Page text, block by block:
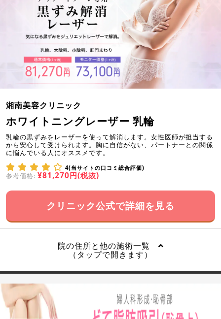
湘南美容クリニック
ホワイトニングレーザー 乳輪
乳輪の黒ずみをレーザーを使って解消します。女性医師が担当する
から安心して受けられます。胸に自信がない、パートナーとの関係
に悩んでいる人にオススメです。
4(当サイトの口コミ総合評価)
参考価格: ¥81,270円(税抜)
クリニック公式で詳細を見る
院の住所と他の施術一覧
（タップで開きます）